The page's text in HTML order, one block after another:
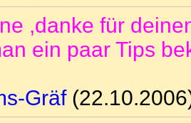
,danke für
ein paar Tips
Gräf